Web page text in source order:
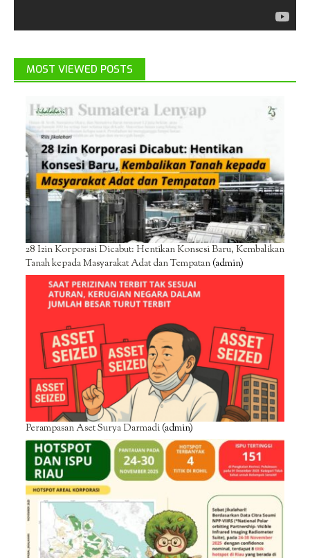
MOST VIEWED POSTS
28 Izin Korporasi Dicabut: Hentikan Konsesi Baru, Kembalikan
Tanah kepada Masyarakat Adat dan Tempatan(admin)
Perampasan Aset Surya Darmadi(admin)